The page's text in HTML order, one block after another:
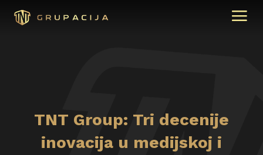
TNT Group: Tri decenije
inovacija u medijskoj i